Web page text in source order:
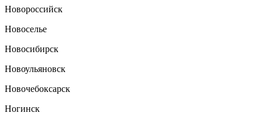
Новороссийск
Новоселье
Новосибирск
Новоульяновск
Новочебоксарск
Ногинск